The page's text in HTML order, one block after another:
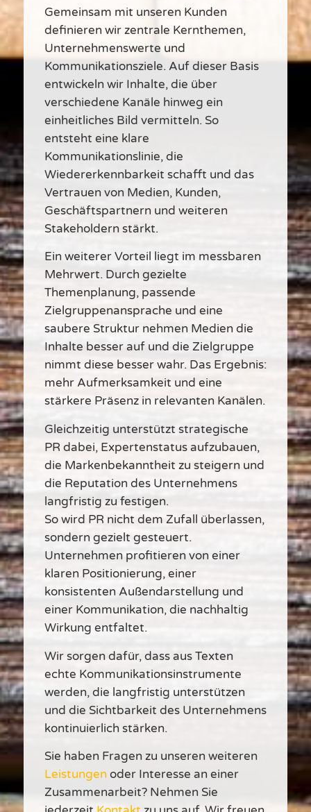
Gemeinsam mit unseren Kunden
definieren wir zentrale Kernthemen,
Unternehmenswerte und
Kommunikationsziele. Auf dieser Basis
entwickeln wir Inhalte, die über
verschiedene Kanäle hinweg ein
einheitliches Bild vermitteln. So
entsteht eine klare
Kommunikationslinie, die
Wiedererkennbarkeit schafft und das
Vertrauen von Medien, Kunden,
Geschäftspartnern und weiteren
Stakeholdern stärkt.
Ein weiterer Vorteil liegt im messbaren
Mehrwert. Durch gezielte
Themenplanung, passende
Zielgruppenansprache und eine
saubere Struktur nehmen Medien die
Inhalte besser auf und die Zielgruppe
nimmt diese besser wahr. Das Ergebnis:
mehr Aufmerksamkeit und eine
stärkere Präsenz in relevanten Kanälen.
Gleichzeitig unterstützt strategische
PR dabei, Expertenstatus aufzubauen,
die Markenbekanntheit zu steigern und
die Reputation des Unternehmens
langfristig zu festigen.
So wird PR nicht dem Zufall überlassen,
sondern gezielt gesteuert.
Unternehmen profitieren von einer
klaren Positionierung, einer
konsistenten Außendarstellung und
einer Kommunikation, die nachhaltig
Wirkung entfaltet.
Wir sorgen dafür, dass aus Texten
echte Kommunikationsinstrumente
werden, die langfristig unterstützen
und die Sichtbarkeit des Unternehmens
kontinuierlich stärken.
Sie haben Fragen zu unseren weiteren
Leistungen oder Interesse an einer
Zusammenarbeit? Nehmen Sie